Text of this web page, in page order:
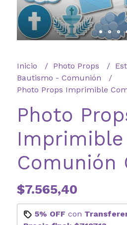
Inicio Photo Props
Bautismo - Comunión
Photo Props Imprimible
Photo
Imprimible
Comunión
$7.565,40
5% OFF con